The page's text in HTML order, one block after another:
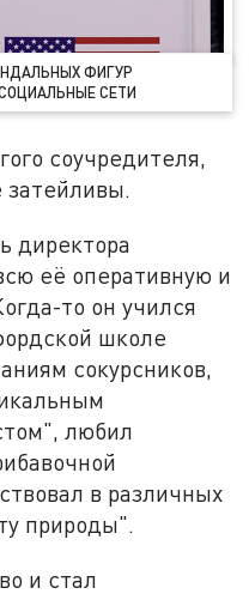
ФИГУР
СЕТИ
соучредителя,
директора
её оперативную и
то он учился
школе
сокурсников,
любил
в различных
природы".
и стал